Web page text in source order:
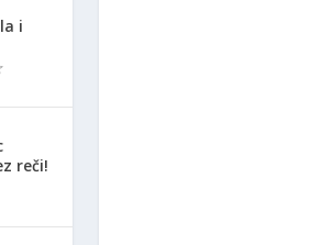
i
reči!